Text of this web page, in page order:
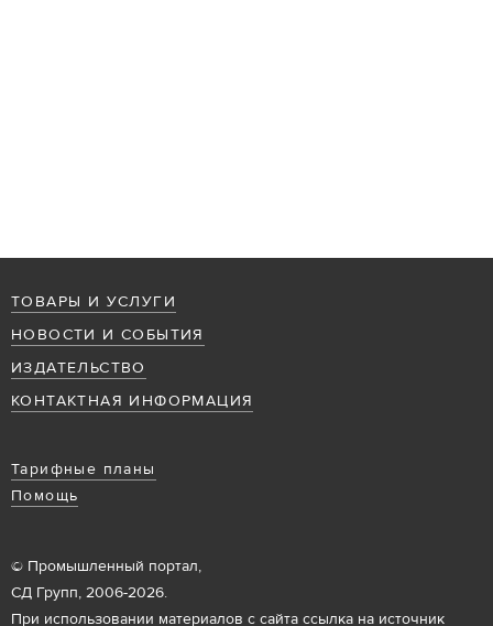
ТОВАРЫ И УСЛУГИ
НОВОСТИ И СОБЫТИЯ
ИЗДАТЕЛЬСТВО
КОНТАКТНАЯ ИНФОРМАЦИЯ
Тарифные планы
Помощь
© Промышленный портал,
СД Групп, 2006-2026.
При использовании материалов с сайта ссылка на источник